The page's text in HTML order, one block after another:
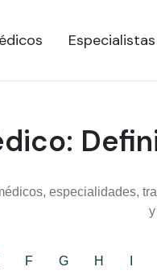
Especialistas
especialidades,
F G H